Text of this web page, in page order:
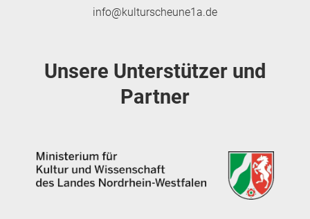
info@kulturscheune1a.de
Unsere Unterstützer und
Partner